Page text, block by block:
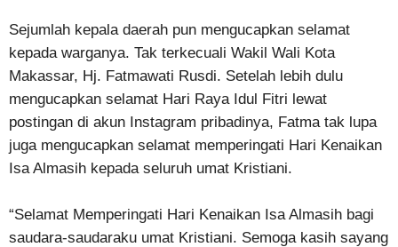
Sejumlah kepala daerah pun mengucapkan selamat
kepada warganya. Tak terkecuali Wakil Wali Kota
Makassar, Hj. Fatmawati Rusdi. Setelah lebih dulu
mengucapkan selamat Hari Raya Idul Fitri lewat
postingan di akun Instagram pribadinya, Fatma tak lupa
juga mengucapkan selamat memperingati Hari Kenaikan
Isa Almasih kepada seluruh umat Kristiani.
“Selamat Memperingati Hari Kenaikan Isa Almasih bagi
saudara-saudaraku umat Kristiani. Semoga kasih sayang